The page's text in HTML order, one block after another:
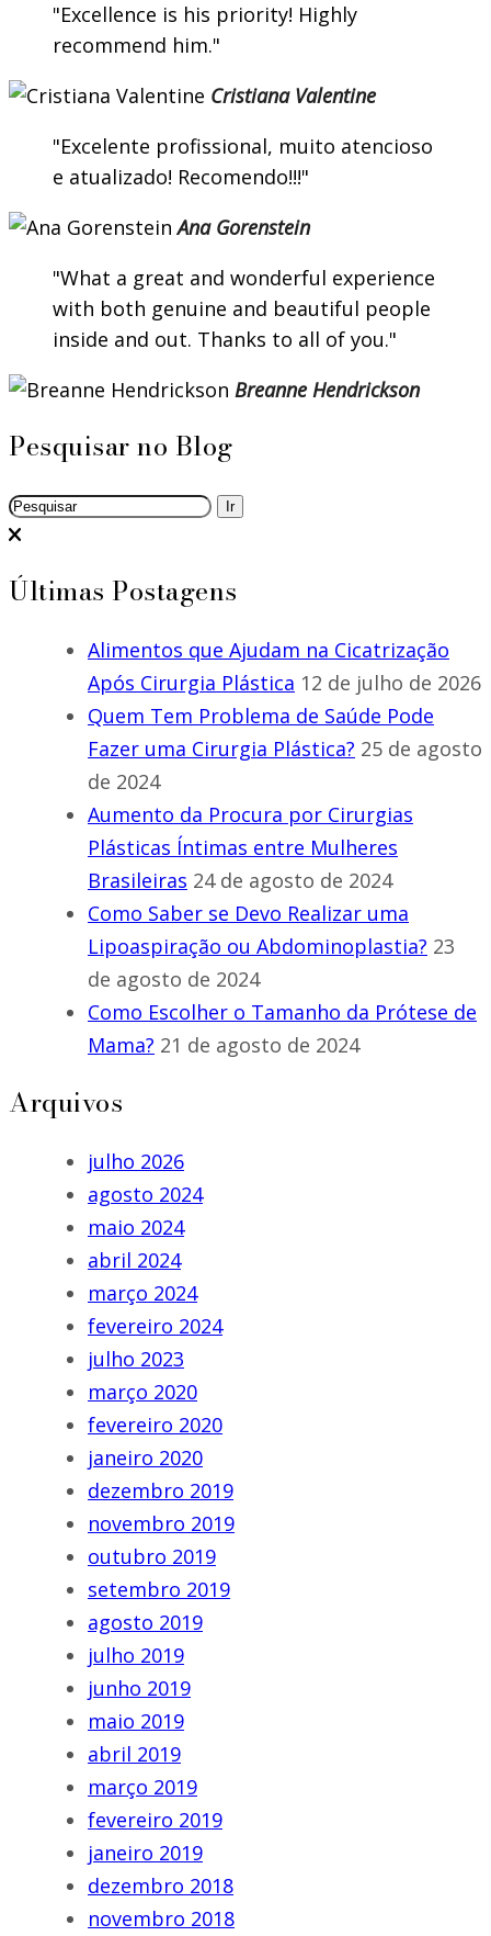
Excellence is his priority! Highly
recommend him.
Cristiana Valentine
Excelente profissional, muito atencioso
e atualizado! Recomendo!!!
Ana Gorenstein
What a great and wonderful experience
with both genuine and beautiful people
inside and out. Thanks to all of you.
Breanne Hendrickson
Pesquisar no Blog
Últimas Postagens
Alimentos que Ajudam na Cicatrização
Após Cirurgia Plástica 12 de julho de 2026
Quem Tem Problema de Saúde Pode
Fazer uma Cirurgia Plástica? 25 de agosto
de 2024
Aumento da Procura por Cirurgias
Plásticas Íntimas entre Mulheres
Brasileiras 24 de agosto de 2024
Como Saber se Devo Realizar uma
Lipoaspiração ou Abdominoplastia? 23
de agosto de 2024
Como Escolher o Tamanho da Prótese de
Mama? 21 de agosto de 2024
Arquivos
julho 2026
agosto 2024
maio 2024
abril 2024
março 2024
fevereiro 2024
julho 2023
março 2020
fevereiro 2020
janeiro 2020
dezembro 2019
novembro 2019
outubro 2019
setembro 2019
agosto 2019
julho 2019
junho 2019
maio 2019
abril 2019
março 2019
fevereiro 2019
janeiro 2019
dezembro 2018
novembro 2018